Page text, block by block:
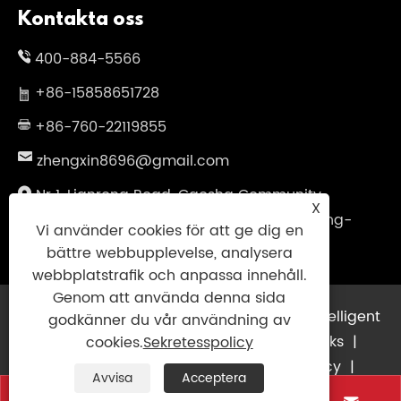
Kontakta oss
400-884-5566
+86-15858651728
+86-760-22119855
zhengxin8696@gmail.com
Nr 1, Lianrong Road, Gaosha Community,
Xiaolan Town, Zhongshan City, Guangdong-
provinsen, Kina
Copyright © 2025 Guangdong Zhengxin Intelligent
Technology Co., Ltd. Med ensamrätt.
Links |
Sitemap | |XML|Sekretesspolicy |
X
Vi använder cookies för att ge dig en
bättre webbupplevelse, analysera
webbplatstrafik och anpassa innehåll.
Genom att använda denna sida
godkänner du vår användning av
cookies.Sekretesspolicy
Avvisa Acceptera